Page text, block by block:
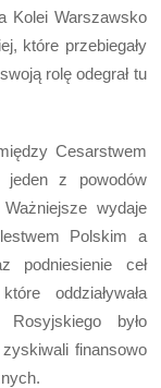
Kolei Warszawsko
które przebiegały
rolę odegrał tu
Cesarstwem
z powodów
wydaje
Polskim a
podniesienie ceł
oddziaływała
było
zyskiwali finansowo